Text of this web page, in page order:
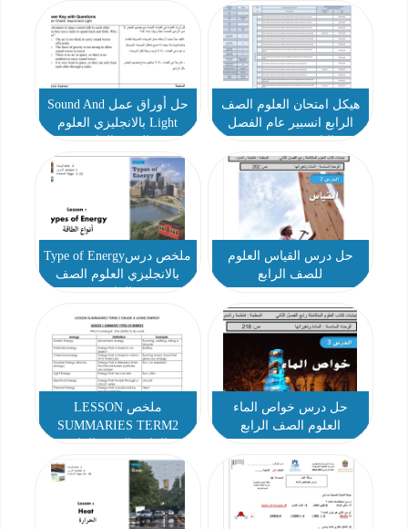
هيكل امتحان العلوم الصف
الرابع انسبير عام الفصل
حل أوراق عمل Sound And
Light بالانجليزي العلوم
حل درس القياس العلوم
للصف الرابع
ملخص درسType of Energy
بالانجليزي العلوم الصف
حل درس خواص الماء
العلوم الصف الرابع
ملخص LESSON
SUMMARIES TERM2